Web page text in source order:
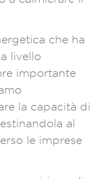
che ha
livello
importante
la capacità di
al
le imprese